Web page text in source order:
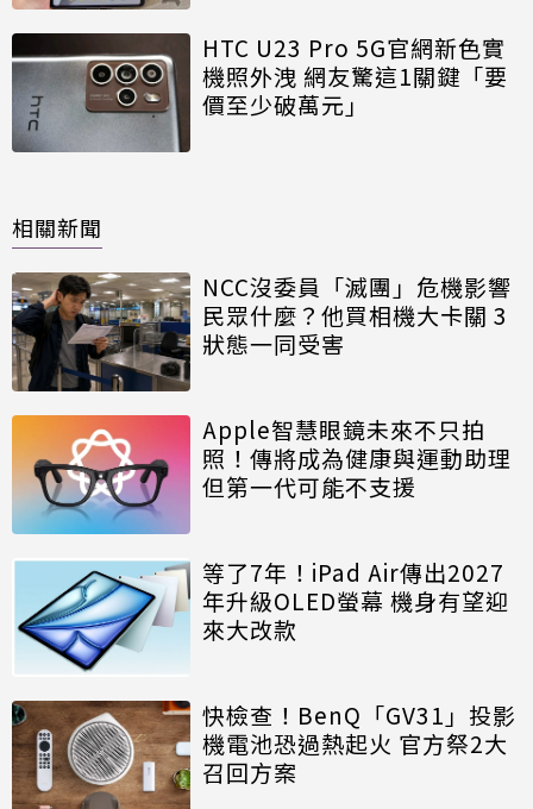
HTC U23 Pro 5G官網新色實
機照外洩 網友驚這1關鍵「要
價至少破萬元」
相關新聞
NCC沒委員「滅團」危機影響
民眾什麼？他買相機大卡關 3
狀態一同受害
Apple智慧眼鏡未來不只拍
照！傳將成為健康與運動助理
但第一代可能不支援
等了7年！iPad Air傳出2027
年升級OLED螢幕 機身有望迎
來大改款
快檢查！BenQ「GV31」投影
機電池恐過熱起火 官方祭2大
召回方案